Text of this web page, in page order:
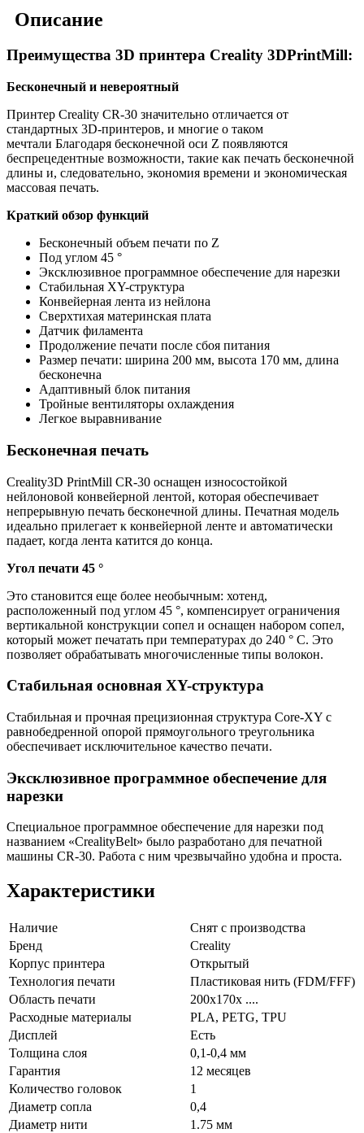
Описание
Преимущества 3D принтера Creality 3DPrintMill:
Бесконечный и невероятный
Принтер Creality CR-30 значительно отличается от
стандартных 3D-принтеров, и многие о таком
мечтали Благодаря бесконечной оси Z появляются
беспрецедентные возможности, такие как печать бесконечной
длины и, следовательно, экономия времени и экономическая
массовая печать.
Краткий обзор функций
Бесконечный объем печати по Z
Под углом 45 °
Эксклюзивное программное обеспечение для нарезки
Стабильная XY-структура
Конвейерная лента из нейлона
Сверхтихая материнская плата
Датчик филамента
Продолжение печати после сбоя питания
Размер печати: ширина 200 мм, высота 170 мм, длина
бесконечна
Адаптивный блок питания
Тройные вентиляторы охлаждения
Легкое выравнивание
Бесконечная печать
Creality3D PrintMill CR-30 оснащен износостойкой
нейлоновой конвейерной лентой, которая обеспечивает
непрерывную печать бесконечной длины. Печатная модель
идеально прилегает к конвейерной ленте и автоматически
падает, когда лента катится до конца.
Угол печати 45 °
Это становится еще более необычным: хотенд,
расположенный под углом 45 °, компенсирует ограничения
вертикальной конструкции сопел и оснащен набором сопел,
который может печатать при температурах до 240 ° C. Это
позволяет обрабатывать многочисленные типы волокон.
Стабильная основная XY-структура
Стабильная и прочная прецизионная структура Core-XY с
равнобедренной опорой прямоугольного треугольника
обеспечивает исключительное качество печати.
Эксклюзивное программное обеспечение для
нарезки
Специальное программное обеспечение для нарезки под
названием «CrealityBelt» было разработано для печатной
машины CR-30. Работа с ним чрезвычайно удобна и проста.
Характеристики
Наличие
Снят с производства
Бренд
Creality
Корпус принтера
Открытый
Технология печати
Пластиковая нить (FDM/FFF)
Область печати
200х170x ....
Расходные материалы
PLA, PETG, TPU
Дисплей
Есть
Толщина слоя
0,1-0,4 мм
Гарантия
12 месяцев
Количество головок
1
Диаметр сопла
0,4
Диаметр нити
1.75 мм